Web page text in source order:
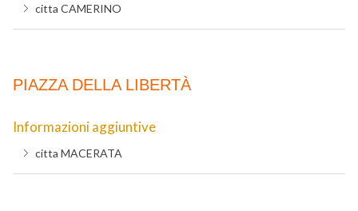
citta CAMERINO
PIAZZA DELLA LIBERTÀ
Informazioni aggiuntive
citta MACERATA